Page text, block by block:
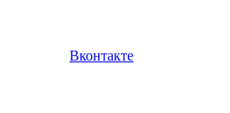
Вконтакте